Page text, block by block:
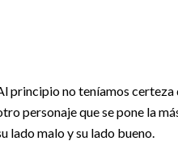
principio no teníamos certeza
personaje que se pone la
lado malo y su lado bueno.